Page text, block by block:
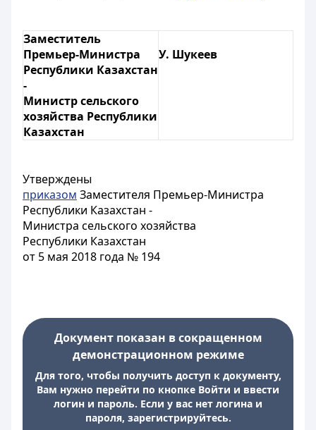
Заместитель
Премьер-Министра
Республики Казахстан
-
Министр сельского
хозяйства Республики
Казахстан
У. Шукеев
Утверждены
приказом Заместителя Премьер-Министра
Республики Казахстан -
Министра сельского хозяйства
Республики Казахстан
от 5 мая 2018 года № 194
Документ показан в сокращенном
демонстрационном режиме
Для того, чтобы получить доступ к документу,
Вам нужно перейти по кнопке Войти и ввести
логин и пароль. Если у вас нет логина и
пароля, зарегистрируйтесь.